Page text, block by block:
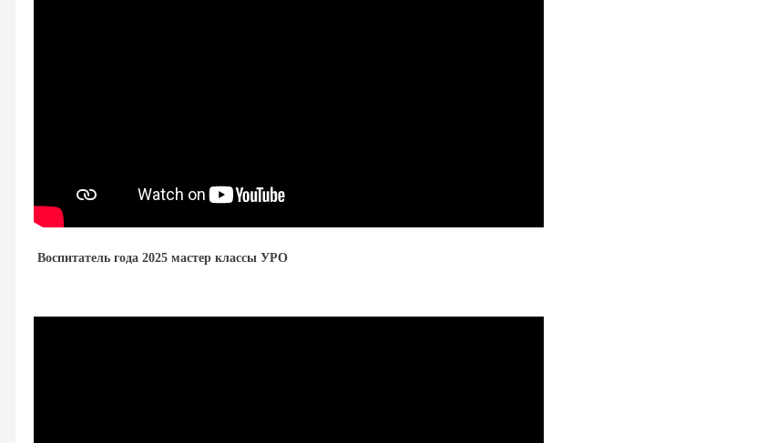
Воспитатель года 2025 мастер классы УРО